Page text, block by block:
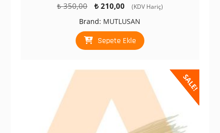
₺350,00
Orijinal
fiyat:
₺ 350,00.
₺210,00
Şu
fiyat:
₺ 210,00.
(KDV Hariç)
Brand: MUTLUSAN
Sepete Ekle
SALE!